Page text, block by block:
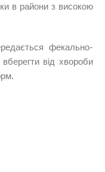
в райони з високою
фекально-
від хвороби